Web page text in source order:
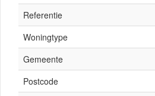
Referentie
Woningtype
Gemeente
Postcode